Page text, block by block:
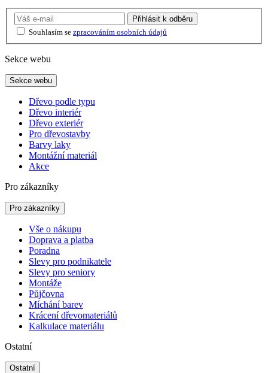
Přihlásit k odběru
Souhlasím se zpracováním osobních údajů
Sekce webu
Sekce webu
Dřevo podle typu
Dřevo interiér
Dřevo exteriér
Pro dřevostavby
Barvy laky
Montážní materiál
Akce
Pro zákazníky
Pro zákazníky
Vše o nákupu
Doprava a platba
Poradna
Slevy pro podnikatele
Slevy pro seniory
Montáže
Půjčovna
Míchání barev
Krácení dřevomateriálů
Kalkulace materiálu
Ostatní
Ostatní